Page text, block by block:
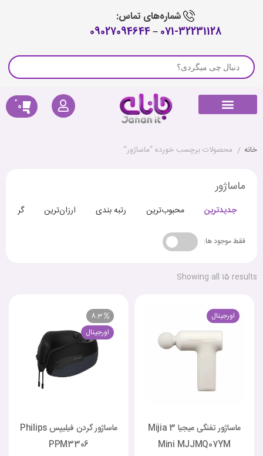
شماره‌های تماس:
071-32231128
–
09027094644
0
خانه / محصولات برچسب خورده “ماساژور”
ماساژور
جدیدترین محبوب‌ترین رتبه بندی ارزان‌ترین
فقط موجود ها:
Showing all 15 results
اورجینال
ماساژور تفنگی میجیا Mijia 3
Mini MJJMQ07YM
8.3
اورجینال
ماساژور گردن فیلیپس Philips
PPM3306